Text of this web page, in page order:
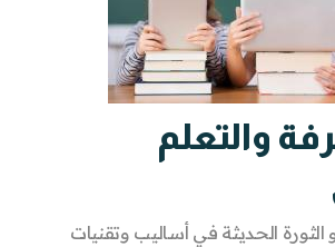
والتعلم
الثورة الحديثة في أساليب وتقنيات